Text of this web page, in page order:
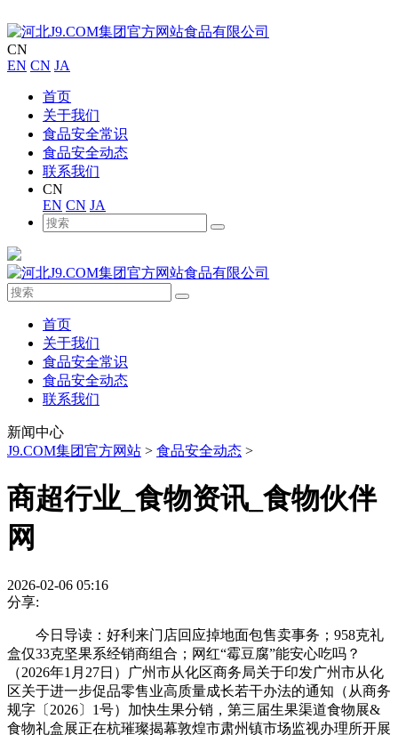
CN
EN CN JA
首页
关于我们
食品安全常识
食品安全动态
联系我们
CN
EN CN JA
首页
关于我们
食品安全常识
食品安全动态
联系我们
新闻中心
J9.COM集团官方网站 > 食品安全动态 >
商超行业_食物资讯_食物伙伴
网
2026-02-06 05:16
分享:
今日导读：好利来门店回应掉地面包售卖事务；958克礼
盒仅33克坚果系经销商组合；网红“霉豆腐”能安心吃吗？
（2026年1月27日）广州市从化区商务局关于印发广州市从化
区关于进一步促品零售业高质量成长若干办法的通知（从商务
规字〔2026〕1号）加快生果分销，第三届生果渠道食物展&
食物礼盒展正在杭璀璨揭幕敦煌市肃州镇市场监视办理所开展